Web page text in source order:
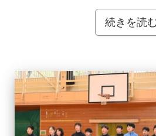
続きを読